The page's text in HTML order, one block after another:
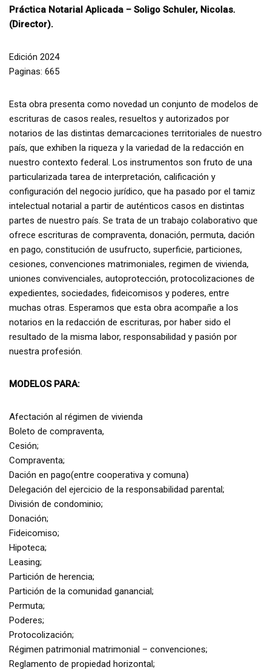
Práctica Notarial Aplicada – Soligo Schuler, Nicolas.
(Director).
Edición 2024
Paginas: 665
Esta obra presenta como novedad un conjunto de modelos de
escrituras de casos reales, resueltos y autorizados por
notarios de las distintas demarcaciones territoriales de nuestro
país, que exhiben la riqueza y la variedad de la redacción en
nuestro contexto federal. Los instrumentos son fruto de una
particularizada tarea de interpretación, calificación y
configuración del negocio jurídico, que ha pasado por el tamiz
intelectual notarial a partir de auténticos casos en distintas
partes de nuestro país. Se trata de un trabajo colaborativo que
ofrece escrituras de compraventa, donación, permuta, dación
en pago, constitución de usufructo, superficie, particiones,
cesiones, convenciones matrimoniales, regimen de vivienda,
uniones convivenciales, autoprotección, protocolizaciones de
expedientes, sociedades, fideicomisos y poderes, entre
muchas otras. Esperamos que esta obra acompañe a los
notarios en la redacción de escrituras, por haber sido el
resultado de la misma labor, responsabilidad y pasión por
nuestra profesión.
MODELOS PARA:
Afectación al régimen de vivienda
Boleto de compraventa,
Cesión;
Compraventa;
Dación en pago(entre cooperativa y comuna)
Delegación del ejercicio de la responsabilidad parental;
División de condominio;
Donación;
Fideicomiso;
Hipoteca;
Leasing;
Partición de herencia;
Partición de la comunidad ganancial;
Permuta;
Poderes;
Protocolización;
Régimen patrimonial matrimonial – convenciones;
Reglamento de propiedad horizontal;